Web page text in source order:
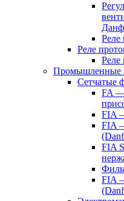
Реле
Реле
Реле
Промышленные
Сетчатые
FA —
FIA
FIA
FIA
FIA